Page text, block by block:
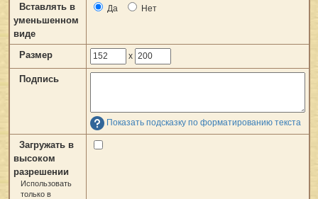
Вставлять в
уменьшенном
виде
Да Нет
Размер x
Подпись
Показать подсказку по форматированию текста
Загружать в
высоком
разрешении
Использовать
только в